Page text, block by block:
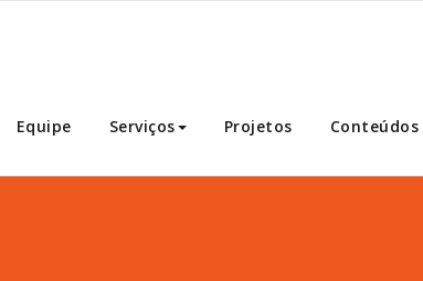
Equipe Serviços Projetos